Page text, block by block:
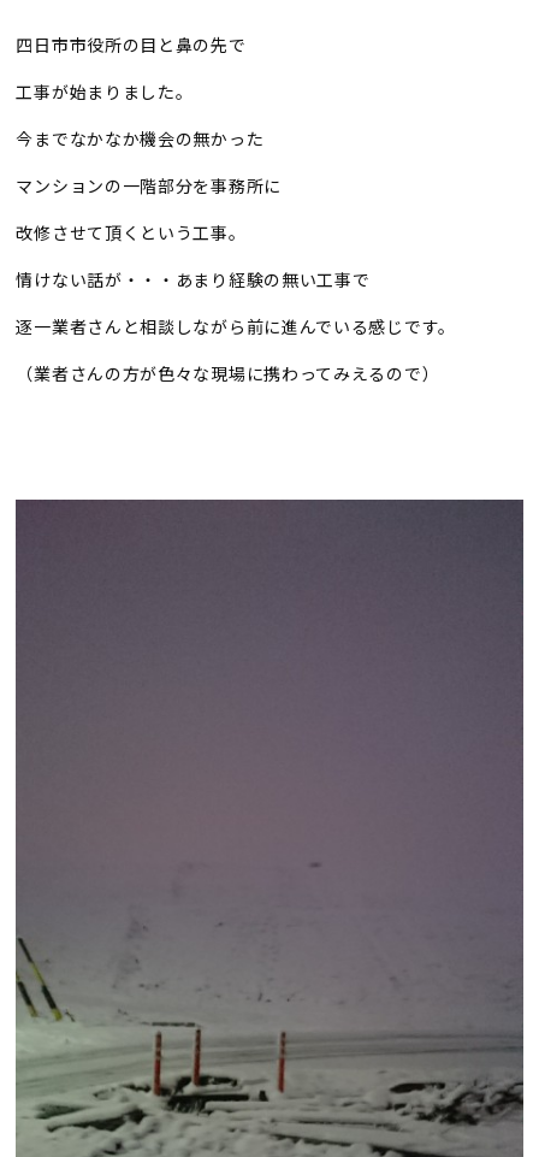
四日市市役所の目と鼻の先で
工事が始まりました。
今までなかなか機会の無かった
マンションの一階部分を事務所に
改修させて頂くという工事。
情けない話が・・・あまり経験の無い工事で
逐一業者さんと相談しながら前に進んでいる感じです。
（業者さんの方が色々な現場に携わってみえるので）